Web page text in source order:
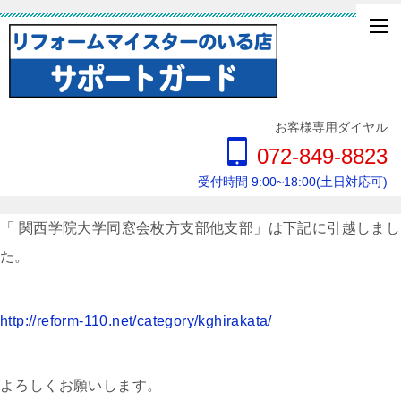
お客様専用ダイヤル
072-849-8823
受付時間 9:00~18:00(土日対応可)
「 関西学院大学同窓会枚方支部他支部」は下記に引越しまし
た。
http://reform-110.net/category/kghirakata/
よろしくお願いします。